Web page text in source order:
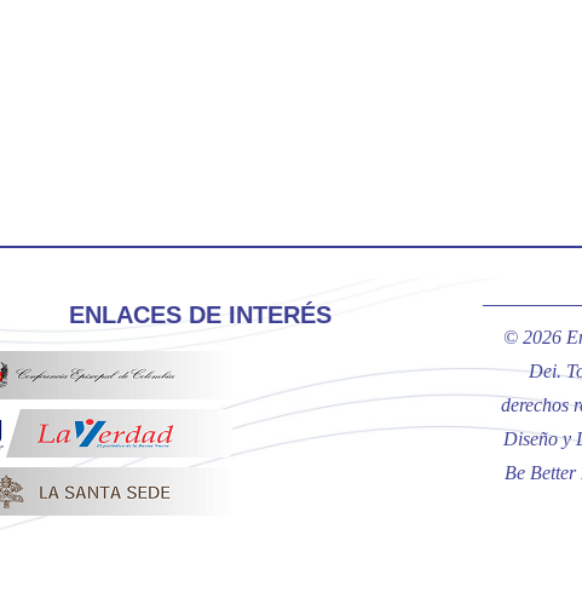
La
Emisora Vox
10 May 2025
“Tú tienes
ENLACES DE INTERÉS
© 2026
Dei.
derechos
Diseño y
Be Better